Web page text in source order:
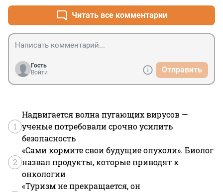
нынешние коробки из стекла и бетона, стоящие
вплотную друг к другу, Дворы колодцы без всякой
зелени, заставленные машинами, где прохожим не
разойтись. Не тот С-Пб строим!
Читать все комментарии
Гость
Войти
Отправить
1
Надвигается волна пугающих вирусов —
ученые потребовали срочно усилить
безопасность
2
«Сами кормите свои будущие опухоли». Биолог
назвал продукты, которые приводят к
онкологии
«Туризм не прекращается, он